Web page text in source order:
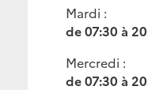
Mardi :
de 07:30 à
Mercredi :
de 07:30 à